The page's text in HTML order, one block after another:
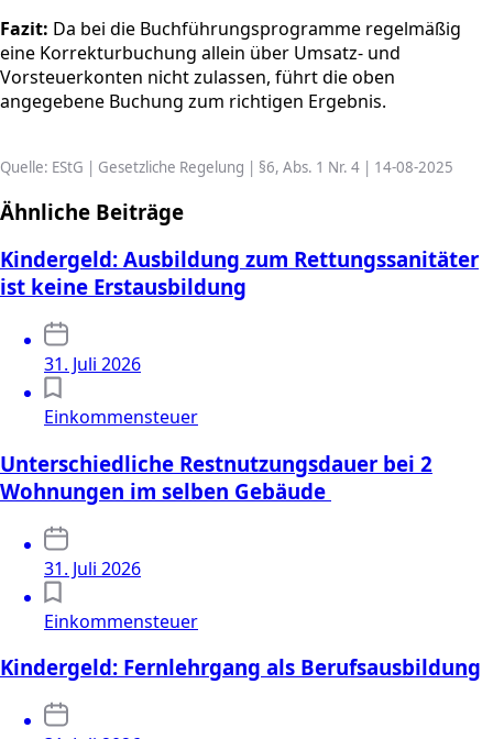
Fazit: Da bei die Buchführungsprogramme regelmäßig
eine Korrekturbuchung allein über Umsatz- und
Vorsteuerkonten nicht zulassen, führt die oben
angegebene Buchung zum richtigen Ergebnis.
Quelle: EStG | Gesetzliche Regelung | §6, Abs. 1 Nr. 4 | 14-08-2025
Ähnliche Beiträge
Kindergeld: Ausbildung zum Rettungssanitäter
ist keine Erstausbildung
31. Juli 2026
Einkommensteuer
Unterschiedliche Restnutzungsdauer bei 2
Wohnungen im selben Gebäude
31. Juli 2026
Einkommensteuer
Kindergeld: Fernlehrgang als Berufsausbildung